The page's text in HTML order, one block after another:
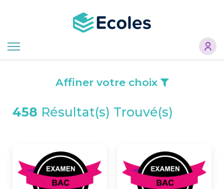
principal
Affiner votre choix
458 Résultat(s) Trouvé(s)